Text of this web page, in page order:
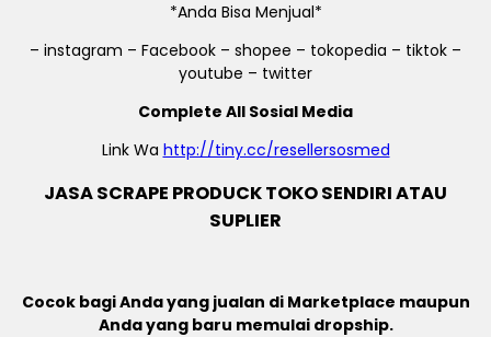
*Anda Bisa Menjual*
– instagram – Facebook – shopee – tokopedia – tiktok –
youtube – twitter
Complete All Sosial Media
Link Wa http://tiny.cc/resellersosmed
JASA SCRAPE PRODUCK TOKO SENDIRI ATAU
SUPLIER
Cocok bagi Anda yang jualan di Marketplace maupun
Anda yang baru memulai dropship.